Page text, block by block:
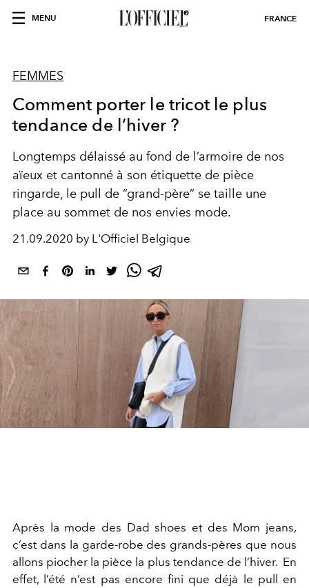
MENU FRANCE
FEMMES
Comment porter le tricot le plus
tendance de l’hiver ?
Longtemps délaissé au fond de l’armoire de nos
aïeux et cantonné à son étiquette de pièce
ringarde, le pull de “grand-père” se taille une
place au sommet de nos envies mode.
21.09.2020 by L'Officiel Belgique
Après la mode des Dad shoes et des Mom jeans,
c’est dans la garde-robe des grands-pères que nous
allons piocher la pièce la plus tendance de l’hiver. En
effet, l’été n’est pas encore fini que déjà le pull en